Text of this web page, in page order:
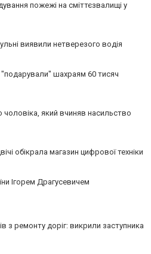
пожежі на сміттєзвалищі у
виявили нетверезого водія
"подарували" шахраям 60 тисяч
чоловіка, який вчиняв насильство
обікрала магазин цифрової техніки
Ігорем Драгусевичем
з ремонту доріг: викрили заступника